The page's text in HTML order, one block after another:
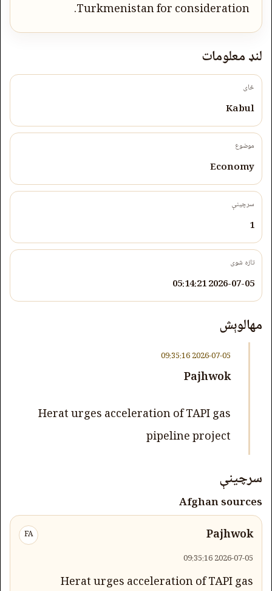
Turkmenistan for consideration.
لنډ معلومات
ځای
Kabul
موضوع
Economy
سرچینې
1
تازه شوی
2026-07-05 05:14:21
مهالوېش
2026-07-05 09:35:16
Pajhwok
Herat urges acceleration of TAPI gas
pipeline project
سرچینې
Afghan sources
Pajhwok
FA
2026-07-05 09:35:16
Herat urges acceleration of TAPI gas